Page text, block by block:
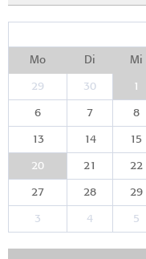
Mo Di Mi
29 30 1
6 7 8
13 14 15
20 21 22
27 28 29
3 4 5